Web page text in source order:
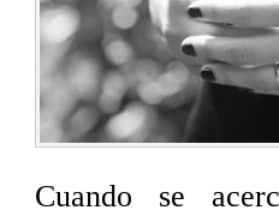
Cuando se